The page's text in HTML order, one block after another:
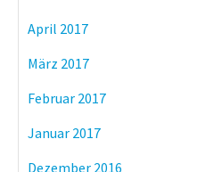
April 2017
März 2017
Februar 2017
Januar 2017
Dezember 2016